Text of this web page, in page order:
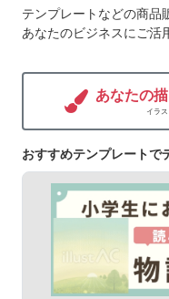
テンプレートなどの商品
あなたのビジネスにご活
あなたの
イラ
おすすめテンプレートで